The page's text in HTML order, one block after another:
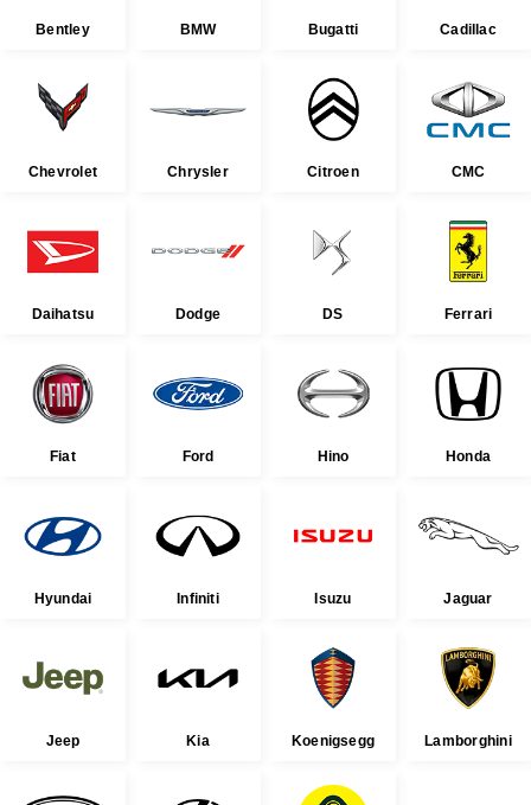
Bentley BMW Bugatti Cadillac
Chevrolet Chrysler Citroen CMC
Daihatsu Dodge DS Ferrari
Fiat Ford Hino Honda
Hyundai Infiniti Isuzu Jaguar
Jeep Kia Koenigsegg Lamborghini